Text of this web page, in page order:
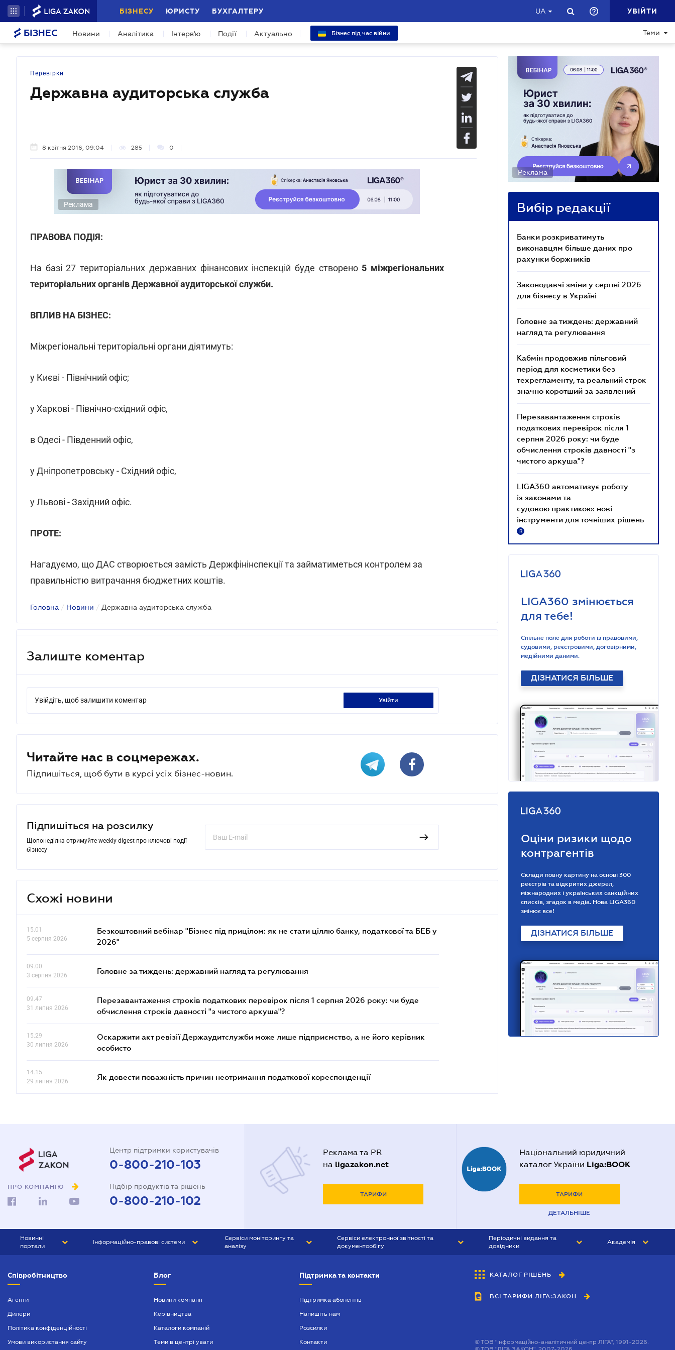
БІЗНЕСУ ЮРИСТУ БУХГАЛТЕРУ UA УВІЙТИ
БІЗНЕС Новини Аналітика Інтерв'ю Події Актуально Бізнес під час війни Теми
Перевірки
Державна аудиторська служба
8 квітня 2016, 09:04 285 0
Реклама
ПРАВОВА ПОДІЯ:
На базі 27 територіальних державних фінансових інспекцій буде створено 5 міжрегіональних
територіальних органів Державної аудиторської служби.
ВПЛИВ НА БІЗНЕС:
Міжрегіональні територіальні органи діятимуть:
у Києві - Північний офіс;
у Харкові - Північно-східний офіс,
в Одесі - Південний офіс,
у Дніпропетровську - Східний офіс,
у Львові - Західний офіс.
ПРОТЕ:
Нагадуємо, що ДАС створюється замість Держфінінспекції та займатиметься контролем за
правильністю витрачання бюджетних коштів.
Головна / Новини / Державна аудиторська служба
Залиште коментар
Увійдіть, щоб залишити коментар увійти
Читайте нас в соцмережах.
Підпишіться, щоб бути в курсі усіх бізнес-новин.
Підпишіться на розсилку
Щопонеділка отримуйте weekly-digest про ключові події
бізнесу
Схожі новини
15.01
5 серпня 2026
Безкоштовний вебінар "Бізнес під прицілом: як не стати ціллю банку, податкової та БЕБ у
2026"
09.00
3 серпня 2026
Головне за тиждень: державний нагляд та регулювання
09.47
31 липня 2026
Перезавантаження строків податкових перевірок після 1 серпня 2026 року: чи буде
обчислення строків давності "з чистого аркуша"?
15.29
30 липня 2026
Оскаржити акт ревізії Держаудитслужби може лише підприємство, а не його керівник
особисто
14.15
29 липня 2026
Як довести поважність причин неотримання податкової кореспонденції
Реклама
Вибір редакції
Банки розкриватимуть
виконавцям більше даних про
рахунки боржників
Законодавчі зміни у серпні 2026
для бізнесу в Україні
Головне за тиждень: державний
нагляд та регулювання
Кабмін продовжив пільговий
період для косметики без
техрегламенту, та реальний строк
значно коротший за заявлений
Перезавантаження строків
податкових перевірок після 1
серпня 2026 року: чи буде
обчислення строків давності "з
чистого аркуша"?
LIGA360 автоматизує роботу
із законами та
судовою практикою: нові
інструменти для точніших рішень
R
LIGA360 змінюється
для тебе!
Спільне поле для роботи із правовими,
судовими, реєстровими, договірними,
медійними даними.
ДІЗНАТИСЯ БІЛЬШЕ
Оціни ризики щодо
контрагентів
Склади повну картину на основі 300
реєстрів та відкритих джерел,
міжнародних і українських санкційних
списків, згадок в медіа. Нова LIGA360
змінює все!
ДІЗНАТИСЯ БІЛЬШЕ
ПРО КОМПАНІЮ
Центр підтримки користувачів
0-800-210-103
Підбір продуктів та рішень
0-800-210-102
Реклама та PR
на ligazakon.net
ТАРИФИ
Національний юридичний
каталог України Liga:BOOK
ТАРИФИ
ДЕТАЛЬНІШЕ
Новинні
портали
БІЗНЕС
Інформаційно-правові системи
БУХГАЛТЕР ПРОФ
Сервіси моніторингу та
аналізу
Сервіси електронної звітності та
документообігу
Періодичні видання та
довідники
БУХГАЛТЕР&ЗАКОН
ВІСНИК МСФЗ
Академія
Співробітництво
Агенти
Дилери
Політика конфіденційності
Умови використання сайту
Блог
Новини компанії
Керівництва
Каталоги компаній
Теми в центрі уваги
Підтримка та контакти
Підтримка абонентів
Напишіть нам
Розсилки
Контакти
КАТАЛОГ РІШЕНЬ
ВСІ ТАРИФИ ЛІГА:ЗАКОН
©ТОВ "інформаційно-аналітичний центр ЛІГА", 1991-2026.